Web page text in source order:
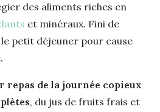
des aliments riches en
et minéraux. Fini de
le petit déjeuner pour cause
repas de la journée copieux
, du jus de fruits frais et